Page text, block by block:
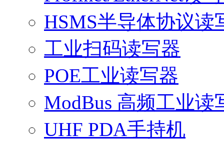
HSMS半导体协议读
工业扫码读写器
POE工业读写器
ModBus 高频工业读
UHF PDA手持机